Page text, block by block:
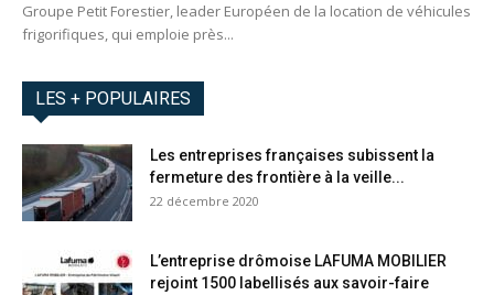
Groupe Petit Forestier, leader Européen de la location de véhicules
frigorifiques, qui emploie près...
LES + POPULAIRES
Les entreprises françaises subissent la
fermeture des frontière à la veille...
22 décembre 2020
L’entreprise drômoise LAFUMA MOBILIER
rejoint 1500 labellisés aux savoir-faire